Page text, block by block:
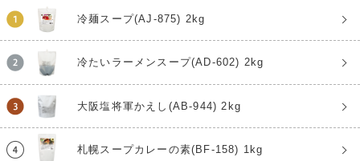
冷麺スープ(AJ-875) 2kg
冷たいラーメンスープ(AD-602) 2kg
大阪塩将軍かえし(AB-944) 2kg
札幌スープカレーの素(BF-158) 1kg